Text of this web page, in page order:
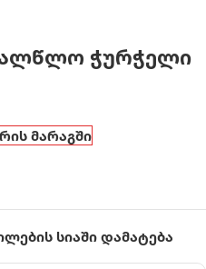
ჭურჭელი
მარაგში
სიაში დამატება